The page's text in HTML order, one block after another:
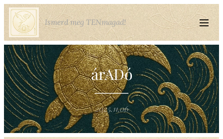
Ismerd meg TENmagad!
árADó
2025.11.06